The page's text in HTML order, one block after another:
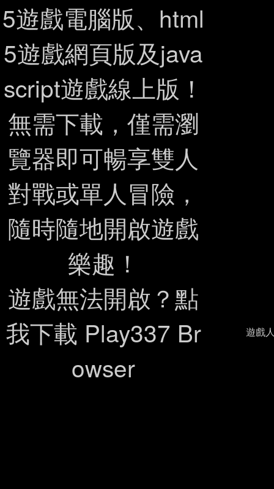
5遊戲電腦版、html
5遊戲網頁版及java
script遊戲線上版！
無需下載，僅需瀏
覽器即可暢享雙人
對戰或單人冒險，
隨時隨地開啟遊戲
樂趣！
遊戲無法開啟？點
我下載 Play337 Br
owser
遊戲